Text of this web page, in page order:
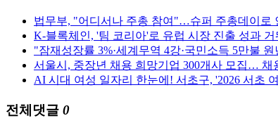
법무부, "어디서나 주총 참여"…슈퍼 주총데이로
K-블록체인, '팀 코리아'로 유럽 시장 진출 성과 거
"잠재성장률 3%·세계무역 4강·국민소득 5만불
서울시, 중장년 채용 희망기업 300개사 모집… 채
AI 시대 여성 일자리 한눈에! 서초구, '2026 서초
전체댓글 0